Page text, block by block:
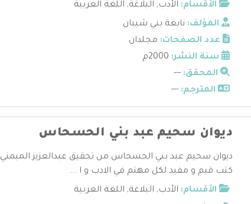
الأقسام: الأدب, البلاغة, اللغة العربية
المؤلف: نابغة بني شيبان
عدد الصفحات: مجلدان
سنة النشر:
المحقق: ---
المترجم: ---
ديوان سحيم عبد بني الحسحاس
ديوان سحيم عبد بني الحسحاس من تحقيق عبدالعزيز الميمني
كتب قيم و مفيد لكل مهتم في الادب و ا ...
الأقسام: الأدب, البلاغة, اللغة العربية